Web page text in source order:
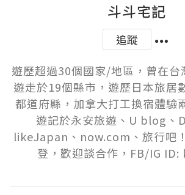
斗斗宅記
追蹤
遊歷超過30個國家/地區，曾在台
遊走於19個縣市，遊歷日本旅居
都道府縣，加拿大打工換宿體驗
遊記於永安旅遊、U blog、
likeJapan、now.com、旅行吧
登，歡迎談合作，FB/IG